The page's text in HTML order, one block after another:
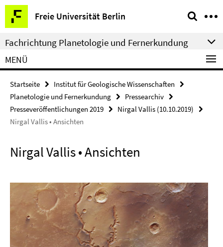
Springe
direkt
zu
Inhalt
Freie Universität Berlin
Service-
Navigation
Fachrichtung Planetologie und Fernerkundung
MENÜ
Startseite
Institut für Geologische Wissenschaften
Planetologie und Fernerkundung
Pressearchiv
Presseveröffentlichungen 2019
Nirgal Vallis (10.10.2019)
Nirgal Vallis • Ansichten
Nirgal Vallis • Ansichten